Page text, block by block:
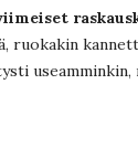
ruokakin
useamminkin,